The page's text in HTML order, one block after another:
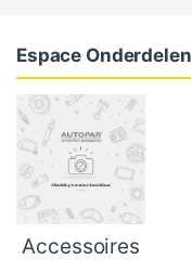
Espace Onderdelen
Accessoires